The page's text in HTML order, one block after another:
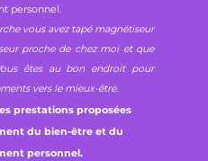
personnel.
vous avez tapé magnétiseur
proche de chez moi et que
êtes au bon endroit pour
vers le mieux-être.
prestations proposées
du bien-être et du
personnel.